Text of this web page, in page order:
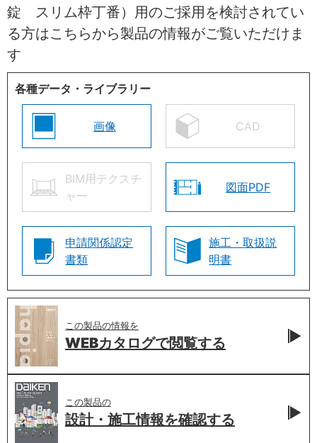
錠 スリム枠丁番）用のご採用を検討されてい
る方はこちらから製品の情報がご覧いただけま
す
各種データ・ライブラリー
画像 CAD
BIM用テクスチ
ャー
図面PDF
申請関係認定
書類
施工・取扱説
明書
この製品の情報を
WEBカタログで閲覧する
この製品の
設計・施工情報を確認する